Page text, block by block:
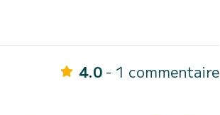
4.0 - 1 commentaire